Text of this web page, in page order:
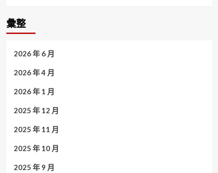
彙整
2026 年 6 月
2026 年 4 月
2026 年 1 月
2025 年 12 月
2025 年 11 月
2025 年 10 月
2025 年 9 月